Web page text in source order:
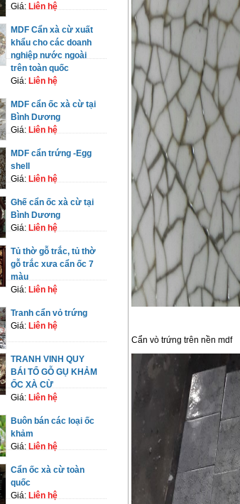
Giá: Liên hệ
MDF Cẩn xà cừ xuất
khẩu cho các doanh
nghiệp nước ngoài
trên toàn quốc
Giá: Liên hệ
MDF cẩn ốc xà cừ tại
Bình Dương
Giá: Liên hệ
MDF cẩn trứng -Egg
shell
Giá: Liên hệ
Ghế cẩn ốc xà cừ tại
Bình Dương
Giá: Liên hệ
Tủ thờ gỗ trắc, tủ thờ
gỗ trắc xưa cẩn ốc 7
màu
Giá: Liên hệ
Tranh cẩn vỏ trứng
Giá: Liên hệ
TRANH VINH QUY
BÁI TỔ GỖ GỤ KHẢM
ỐC XÀ CỪ
Giá: Liên hệ
Buôn bán các loại ốc
khảm
Giá: Liên hệ
Cẩn ốc xà cừ toàn
quốc
Giá: Liên hệ
Cẩn vò trứng trên nền mdf